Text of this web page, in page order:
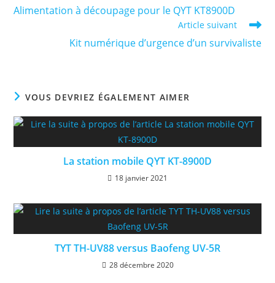
more
articles
Alimentation à découpage pour le QYT KT8900D
Article suivant
Kit numérique d’urgence d’un survivaliste
VOUS DEVRIEZ ÉGALEMENT AIMER
La station mobile QYT KT-8900D
18 janvier 2021
TYT TH-UV88 versus Baofeng UV-5R
28 décembre 2020